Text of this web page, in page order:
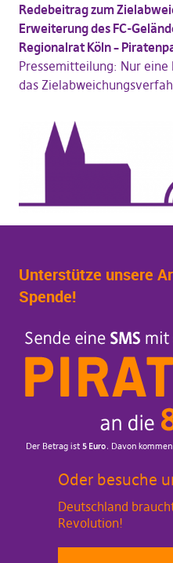
Redebeitrag zum
Erweiterung des FC-
Regionalrat Köln –
Pressemitteilung: Nur eine
das
Unterstütze unsere
Spende!
Oder besuche
Deutschland
Revolution!